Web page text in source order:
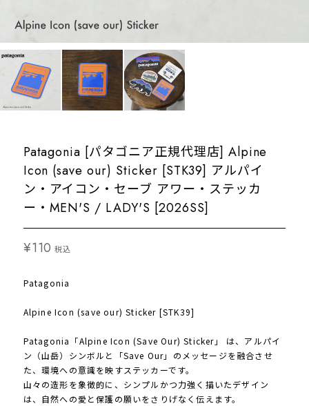
Patagonia [パタゴニア正規代理店] Alpine
Icon (save our) Sticker [STK39] アルパイ
ン・アイコン・セーブ アワー・ステッカ
ー・MEN'S / LADY'S [2026SS]
¥110 税込
Patagonia
Alpine Icon (save our) Sticker [STK39]
Patagonia「Alpine Icon (Save Our) Sticker」 は、アルパイ
ン（山岳）シンボルと「Save Our」のメッセージを融合させ
た、環境への意識を映すステッカーです。
山々の造形を象徴的に、シンプルかつ力強く描いたデザイン
は、自然への愛と保護の願いをさりげなく伝えます。